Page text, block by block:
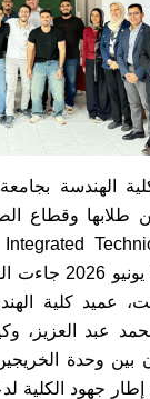
الهندسة
طلابها وقطاع
الإثنين
عميد كلية
عبد العزيز،
بين وحدة
جهود الكلية